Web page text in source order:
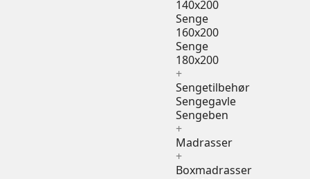
140x200
Senge
160x200
Senge
180x200
+
Sengetilbehør
Sengegavle
Sengeben
+
Madrasser
+
Boxmadrasser